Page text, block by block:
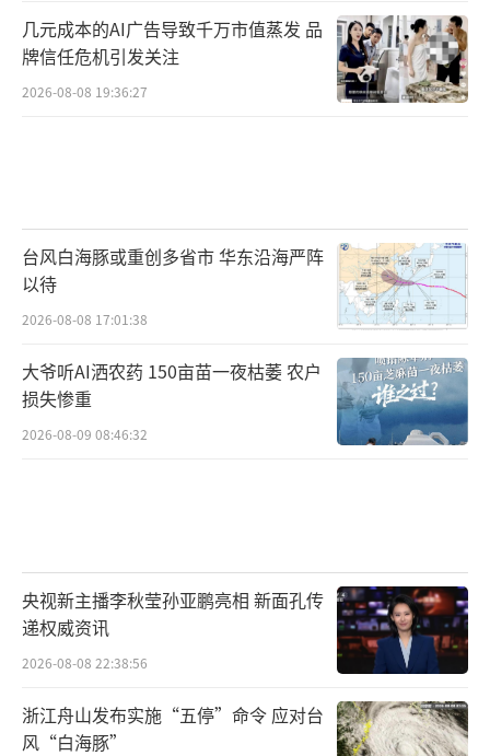
几元成本的AI广告导致千万市值蒸发 品
牌信任危机引发关注
2026-08-08 19:36:27
台风白海豚或重创多省市 华东沿海严阵
以待
2026-08-08 17:01:38
大爷听AI洒农药 150亩苗一夜枯萎 农户
损失惨重
2026-08-09 08:46:32
央视新主播李秋莹孙亚鹏亮相 新面孔传
递权威资讯
2026-08-08 22:38:56
浙江舟山发布实施“五停”命令 应对台
风“白海豚”